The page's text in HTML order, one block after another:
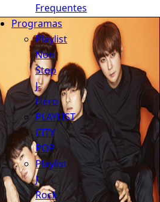
Frequentes
Programas
Playlist
Non
Stop
J-
Hero
PLAYLIST
CITY
POP
Playlist
J
Rock